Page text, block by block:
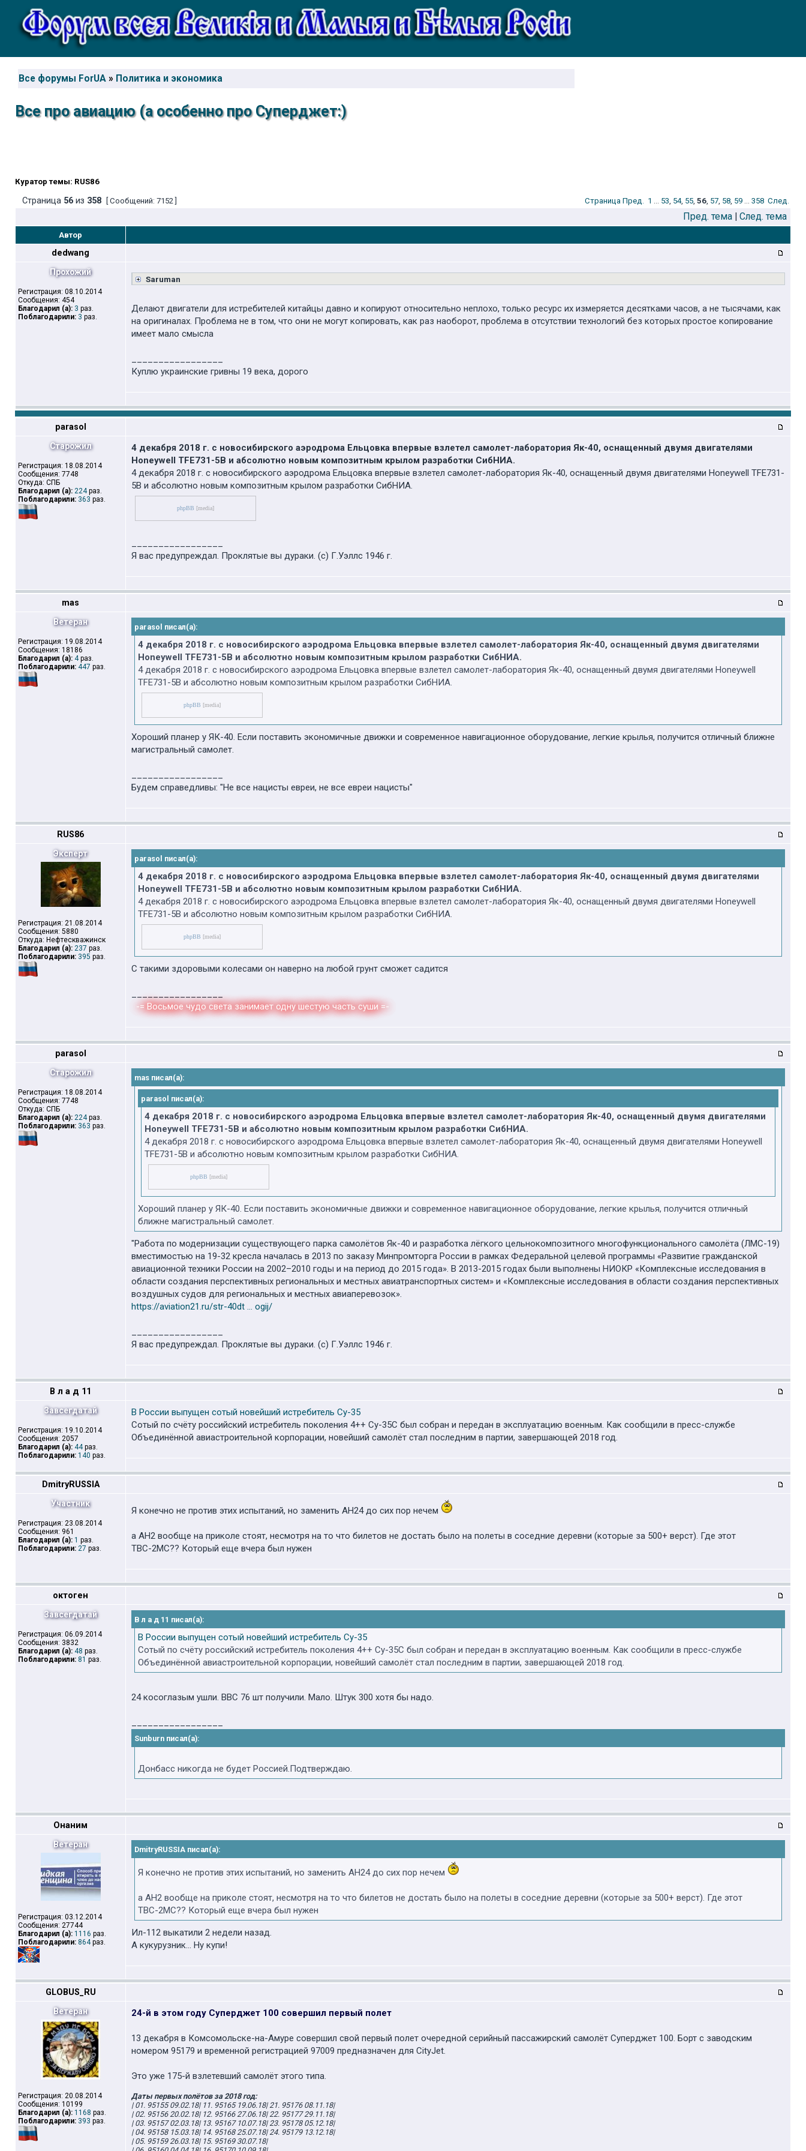
Все форумы ForUA » Политика и экономика
Все про авиацию (а особенно про Суперджет:)
Куратор темы: RUS86
Страница 56 из 358 [ Сообщений: 7152 ] Стрaница Пред. 1 ... 53, 54, 55, 56, 57, 58, 59 ... 358 След.
Пред. тема | След. тема
Автор
dedwang
Прохожий
Регистрация: 08.10.2014
Сообщения: 454
Благодарил (а): 3 раз.
Поблагодарили: 3 раз.
Saruman
Делают двигатели для истребителей китайцы давно и копируют относительно неплохо, только ресурс их измеряется десятками часов, а не тысячами, как
на оригиналах. Проблема не в том, что они не могут копировать, как раз наоборот, проблема в отсутствии технологий без которых простое копирование
имеет мало смысла
Куплю украинские гривны 19 века, дорого
parasol
Старожил
Регистрация: 18.08.2014
Сообщения: 7748
Откуда: СПБ
Благодарил (а): 224раз.
Поблагодарили: 363 раз.
4 декабря 2018 г. с новосибирского аэродрома Ельцовка впервые взлетел самолет-лаборатория Як-40, оснащенный двумя двигателями
Honeywell TFE731-5B и абсолютно новым композитным крылом разработки СибНИА.
4 декабря 2018 г. с новосибирского аэродрома Ельцовка впервые взлетел самолет-лаборатория Як-40, оснащенный двумя двигателями Honeywell TFE731-
5B и абсолютно новым композитным крылом разработки СибНИА.
phpBB [media]
Я вас предупреждал. Проклятые вы дураки. (с) Г.Уэллс 1946 г.
mas
Ветеран
Регистрация: 19.08.2014
Сообщения: 18186
Благодарил (а): 4раз.
Поблагодарили: 447 раз.
parasol писал(а):
4 декабря 2018 г. с новосибирского аэродрома Ельцовка впервые взлетел самолет-лаборатория Як-40, оснащенный двумя двигателями
Honeywell TFE731-5B и абсолютно новым композитным крылом разработки СибНИА.
4 декабря 2018 г. с новосибирского аэродрома Ельцовка впервые взлетел самолет-лаборатория Як-40, оснащенный двумя двигателями Honeywell
TFE731-5B и абсолютно новым композитным крылом разработки СибНИА.
phpBB [media]
Хороший планер у ЯК-40. Если поставить экономичные движки и современное навигационное оборудование, легкие крылья, получится отличный ближне
магистральный самолет.
Будем справедливы: "Не все нацисты евреи, не все евреи нацисты"
RUS86
Эксперт
Регистрация: 21.08.2014
Сообщения: 5880
Откуда: Нефтескважинск
Благодарил (а): 237 раз.
Поблагодарили: 395 раз.
parasol писал(а):
4 декабря 2018 г. с новосибирского аэродрома Ельцовка впервые взлетел самолет-лаборатория Як-40, оснащенный двумя двигателями
Honeywell TFE731-5B и абсолютно новым композитным крылом разработки СибНИА.
4 декабря 2018 г. с новосибирского аэродрома Ельцовка впервые взлетел самолет-лаборатория Як-40, оснащенный двумя двигателями Honeywell
TFE731-5B и абсолютно новым композитным крылом разработки СибНИА.
phpBB [media]
С такими здоровыми колесами он наверно на любой грунт сможет садится
-= Восьмое чудо света занимает одну шестую часть суши =-
parasol
Старожил
Регистрация: 18.08.2014
Сообщения: 7748
Откуда: СПБ
Благодарил (а): 224раз.
Поблагодарили: 363 раз.
mas писал(а):
parasol писал(а):
4 декабря 2018 г. с новосибирского аэродрома Ельцовка впервые взлетел самолет-лаборатория Як-40, оснащенный двумя двигателями
Honeywell TFE731-5B и абсолютно новым композитным крылом разработки СибНИА.
4 декабря 2018 г. с новосибирского аэродрома Ельцовка впервые взлетел самолет-лаборатория Як-40, оснащенный двумя двигателями Honeywell
TFE731-5B и абсолютно новым композитным крылом разработки СибНИА.
phpBB [media]
Хороший планер у ЯК-40. Если поставить экономичные движки и современное навигационное оборудование, легкие крылья, получится отличный
ближне магистральный самолет.
"Работа по модернизации существующего парка самолётов Як-40 и разработка лёгкого цельнокомпозитного многофункционального самолёта (ЛМС-19)
вместимостью на 19-32 кресла началась в 2013 по заказу Минпромторга России в рамках Федеральной целевой программы «Развитие гражданской
авиационной техники России на 2002–2010 годы и на период до 2015 года». В 2013-2015 годах были выполнены НИОКР «Комплексные исследования в
области создания перспективных региональных и местных авиатранспортных систем» и «Комплексные исследования в области создания перспективных
воздушных судов для региональных и местных авиаперевозок».
https://aviation21.ru/str-40dt ... ogij/
Я вас предупреждал. Проклятые вы дураки. (с) Г.Уэллс 1946 г.
В л а д 11
Завсегдатай
Регистрация: 19.10.2014
Сообщения: 2057
Благодарил (а): 44раз.
Поблагодарили: 140 раз.
В России выпущен сотый новейший истребитель Су-35
Сотый по счёту российский истребитель поколения 4++ Су-35С был собран и передан в эксплуатацию военным. Как сообщили в пресс-службе
Объединённой авиастроительной корпорации, новейший самолёт стал последним в партии, завершающей 2018 год.
DmitryRUSSIA
Участник
Регистрация: 23.08.2014
Сообщения: 961
Благодарил (а): 1 раз.
Поблагодарили: 27 раз.
Я конечно не против этих испытаний, но заменить АН24 до сих пор нечем
а АН2 вообще на приколе стоят, несмотря на то что билетов не достать было на полеты в соседние деревни (которые за 500+ верст). Где этот
ТВС-2МС?? Который еще вчера был нужен
октоген
Завсегдатай
Регистрация: 06.09.2014
Сообщения: 3832
Благодарил (а): 48 раз.
Поблагодарили: 81 раз.
В л а д 11 писал(а):
В России выпущен сотый новейший истребитель Су-35
Сотый по счёту российский истребитель поколения 4++ Су-35С был собран и передан в эксплуатацию военным. Как сообщили в пресс-службе
Объединённой авиастроительной корпорации, новейший самолёт стал последним в партии, завершающей 2018 год.
24 косоглазым ушли. ВВС 76 шт получили. Мало. Штук 300 хотя бы надо.
Sunburn писал(а):
Донбасс никогда не будет Россией.Подтверждаю.
Онаним
Ветеран
Регистрация: 03.12.2014
Сообщения: 27744
Благодарил (а): 1116 раз.
Поблагодарили: 864раз.
DmitryRUSSIA писал(а):
Я конечно не против этих испытаний, но заменить АН24 до сих пор нечем
а АН2 вообще на приколе стоят, несмотря на то что билетов не достать было на полеты в соседние деревни (которые за 500+ верст). Где этот
ТВС-2МС?? Который еще вчера был нужен
Ил-112 выкатили 2 недели назад.
А кукурузник... Ну купи!
GLOBUS_RU
Ветеран
Регистрация: 20.08.2014
Сообщения: 10199
Благодарил (а): 1168 раз.
Поблагодарили: 393 раз.
24-й в этом году Суперджет 100 совершил первый полет
13 декабря в Комсомольске-на-Aмуре совершил свой первый полет очередной серийный пассажирский самолёт Суперджет 100. Борт с заводским
номером 95179 и временной регистрацией 97009 предназначен для CityJet.
Это уже 175-й взлетевший самолёт этого типа.
Даты первых полётов за 2018 год:
| 01. 95155 09.02.18| 11. 95165 19.06.18| 21. 95176 08.11.18|
| 02. 95156 20.02.18| 12. 95166 27.06.18| 22. 95177 29.11.18|
| 03. 95157 02.03.18| 13. 95167 10.07.18| 23. 95178 05.12.18|
| 04. 95158 15.03.18| 14. 95168 25.07.18| 24. 95179 13.12.18|
| 05. 95159 26.03.18| 15. 95169 30.07.18|